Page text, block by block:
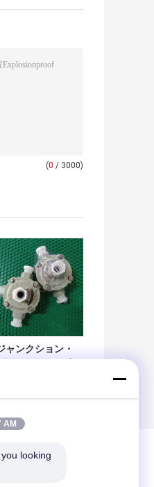
(0 / 3000)
ャンクション・
AM
looking